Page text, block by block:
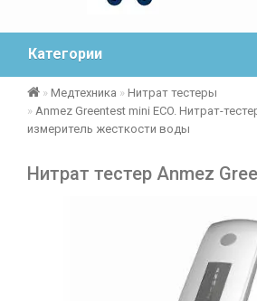
Категории
Медтехника
Нитрат тестеры
Anmez Greentest mini ECO. Нитрат-
измеритель жесткости воды
Нитрат тестер Anmez